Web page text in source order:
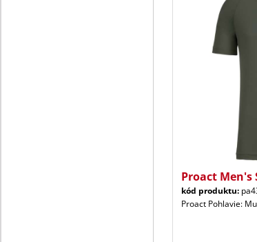
Proact Men's
kód produktu:
Proact Pohlavie: